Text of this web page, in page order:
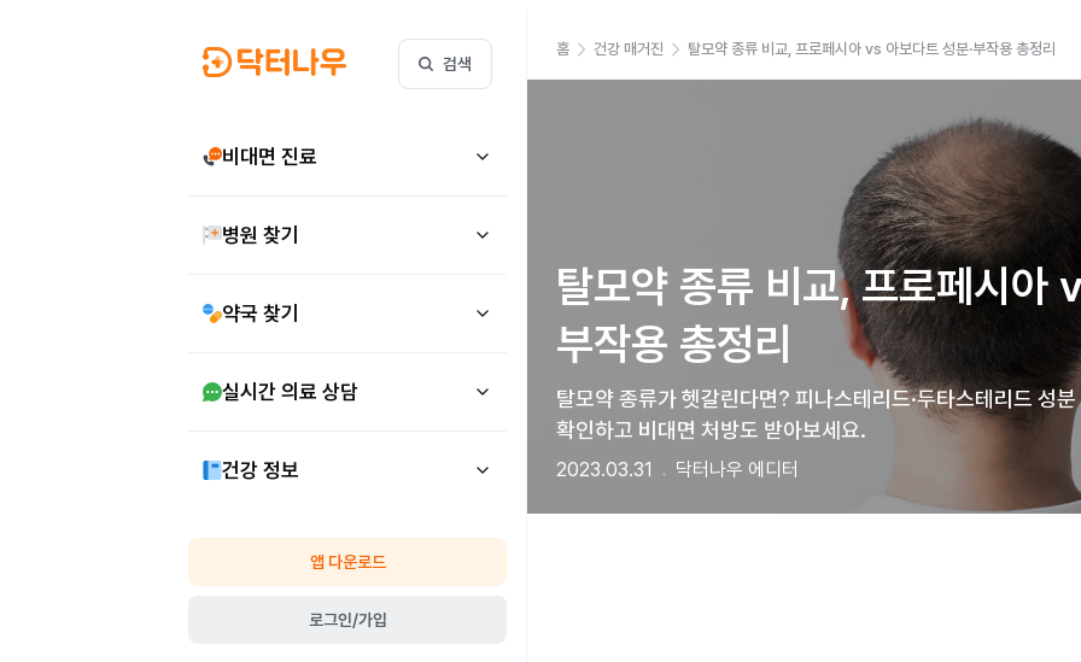
검색
비대면 진료
병원 찾기
약국 찾기
실시간 의료 상담
건강 정보
앱 다운로드
로그인/가입
홈 건강 매거진 탈모약 종류 비교, 프로페시아 vs 아보다트 성분·부작용 총정리
탈모약 종류 비교, 프로페시아
부작용 총정리
탈모약 종류가 헷갈린다면? 피나스테리드·두타스테리드 성
확인하고 비대면 처방도 받아보세요.
2023.03.31 닥터나우 에디터